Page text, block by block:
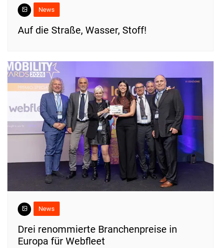
News
​Auf die Straße, Wasser, Stoff!
News
Drei renommierte Branchenpreise in
Europa für Webfleet